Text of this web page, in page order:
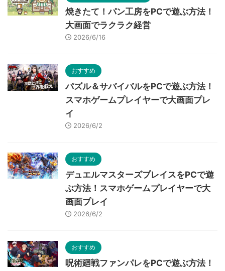
焼きたて！パン工房をPCで遊ぶ方法！
大画面でラクラク経営
2026/6/16
おすすめ
パズル＆サバイバルをPCで遊ぶ方法！
スマホゲームプレイヤーで大画面プレ
イ
2026/6/2
おすすめ
デュエルマスターズプレイスをPCで遊
ぶ方法！スマホゲームプレイヤーで大
画面プレイ
2026/6/2
おすすめ
呪術廻戦ファンパレをPCで遊ぶ方法！